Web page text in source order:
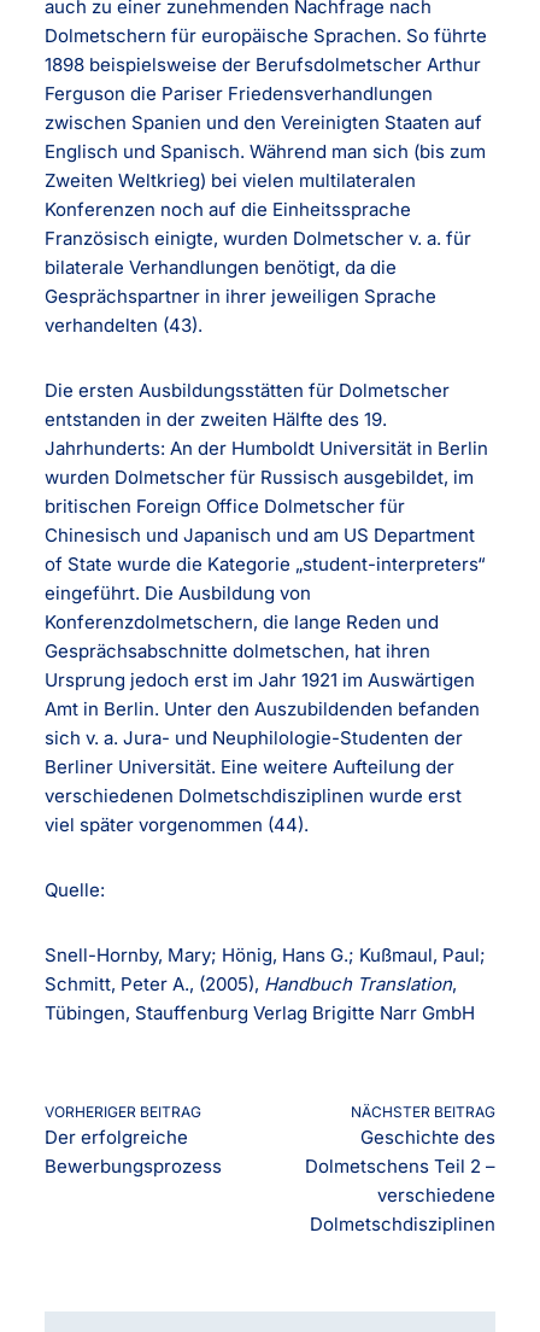
auch zu einer zunehmenden Nachfrage nach
Dolmetschern für europäische Sprachen. So führte
1898 beispielsweise der Berufsdolmetscher Arthur
Ferguson die Pariser Friedensverhandlungen
zwischen Spanien und den Vereinigten Staaten auf
Englisch und Spanisch. Während man sich (bis zum
Zweiten Weltkrieg) bei vielen multilateralen
Konferenzen noch auf die Einheitssprache
Französisch einigte, wurden Dolmetscher v. a. für
bilaterale Verhandlungen benötigt, da die
Gesprächspartner in ihrer jeweiligen Sprache
verhandelten (43).
Die ersten Ausbildungsstätten für Dolmetscher
entstanden in der zweiten Hälfte des 19.
Jahrhunderts: An der Humboldt Universität in Berlin
wurden Dolmetscher für Russisch ausgebildet, im
britischen Foreign Office Dolmetscher für
Chinesisch und Japanisch und am US Department
of State wurde die Kategorie „student-interpreters“
eingeführt. Die Ausbildung von
Konferenzdolmetschern, die lange Reden und
Gesprächsabschnitte dolmetschen, hat ihren
Ursprung jedoch erst im Jahr 1921 im Auswärtigen
Amt in Berlin. Unter den Auszubildenden befanden
sich v. a. Jura- und Neuphilologie-Studenten der
Berliner Universität. Eine weitere Aufteilung der
verschiedenen Dolmetschdisziplinen wurde erst
viel später vorgenommen (44).
Quelle:
Snell-Hornby, Mary; Hönig, Hans G.; Kußmaul, Paul;
Schmitt, Peter A., (2005), Handbuch Translation,
Tübingen, Stauffenburg Verlag Brigitte Narr GmbH
VORHERIGER BEITRAG
Der erfolgreiche
Bewerbungsprozess
NÄCHSTER BEITRAG
Geschichte des
Dolmetschens Teil 2 –
verschiedene
Dolmetschdisziplinen